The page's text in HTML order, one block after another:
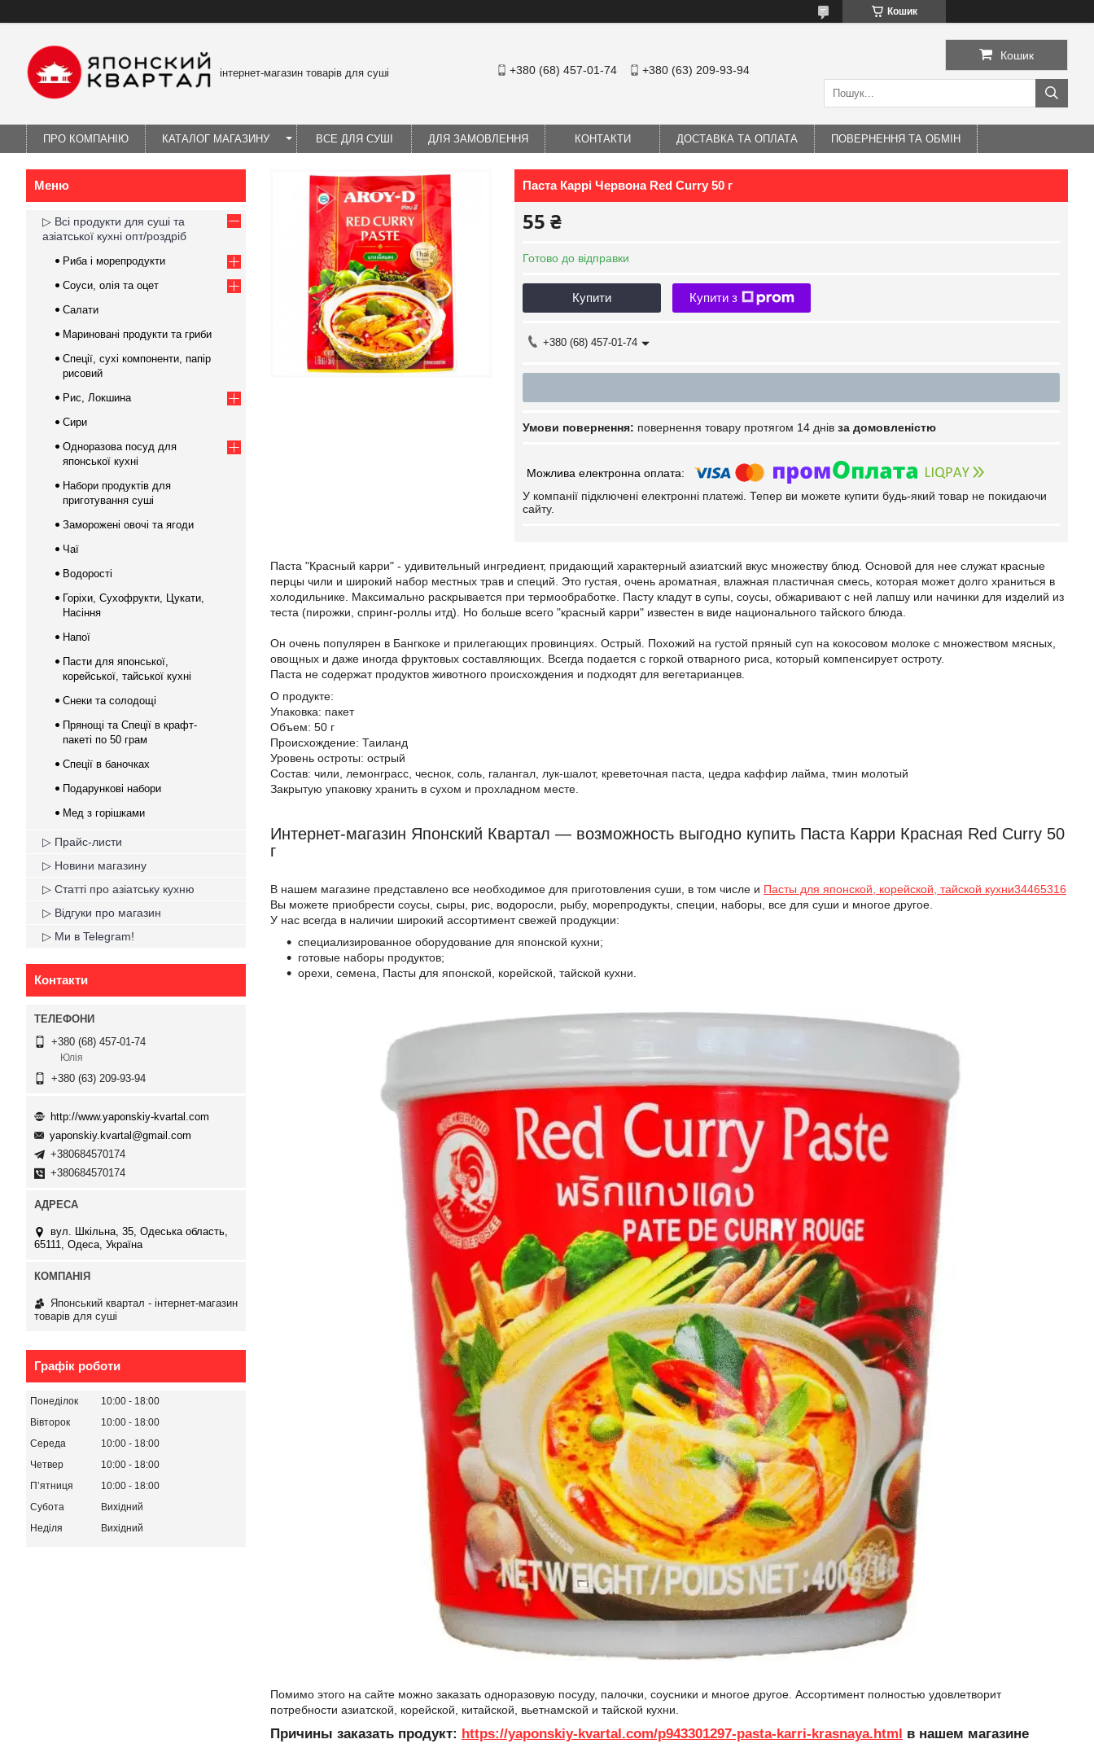
Кошик
інтернет-магазин товарів для суші +380 (68) 457-01-74 +380 (63) 209-93-94
Кошик
ПРО КОМПАНІЮ КАТАЛОГ МАГАЗИНУ ВСЕ ДЛЯ СУШІ ДЛЯ ЗАМОВЛЕННЯ КОНТАКТИ ДОСТАВКА ТА ОПЛАТА ПОВЕРНЕННЯ ТА ОБМІН
Паста Каррі Червона Red Curry 50 г
55 ₴
Готово до відправки
Купити Купити з
+380 (68) 457-01-74
повернення товару протягом 14 днів за домовленістю
У компанії підключені електронні платежі. Тепер ви можете купити будь-який товар не покидаючи
сайту.
Паста "Красный карри" - удивительный ингредиент, придающий характерный азиатский вкус множеству блюд. Основой для нее служат красные
перцы чили и широкий набор местных трав и специй. Это густая, очень ароматная, влажная пластичная смесь, которая может долго храниться в
холодильнике. Максимально раскрывается при термообработке. Пасту кладут в супы, соусы, обжаривают с ней лапшу или начинки для изделий из
теста (пирожки, спринг-роллы итд). Но больше всего "красный карри" известен в виде национального тайского блюда.
Он очень популярен в Бангкоке и прилегающих провинциях. Острый. Похожий на густой пряный суп на кокосовом молоке с множеством мясных,
овощных и даже иногда фруктовых составляющих. Всегда подается с горкой отварного риса, который компенсирует остроту.
Паста не содержат продуктов животного происхождения и подходят для вегетарианцев.
О продукте:
Упаковка: пакет
Объем: 50 г
Происхождение: Таиланд
Уровень остроты: острый
Состав: чили, лемонграсс, чеснок, соль, галангал, лук-шалот, креветочная паста, цедра каффир лайма, тмин молотый
Закрытую упаковку хранить в сухом и прохладном месте.
Интернет-магазин Японский Квартал — возможность выгодно купить Паста Карри Красная Red Curry 50
г
В нашем магазине представлено все необходимое для приготовления суши, в том числе и Пасты для японской, корейской, тайской кухни34465316
Вы можете приобрести соусы, сыры, рис, водоросли, рыбу, морепродукты, специи, наборы, все для суши и многое другое.
У нас всегда в наличии широкий ассортимент свежей продукции:
специализированное оборудование для японской кухни;
готовые наборы продуктов;
орехи, семена, Пасты для японской, корейской, тайской кухни.
Помимо этого на сайте можно заказать одноразовую посуду, палочки, соусники и многое другое. Ассортимент полностью удовлетворит
потребности азиатской, корейской, китайской, вьетнамской и тайской кухни.
Причины заказать продукт: https://yaponskiy-kvartal.com/p943301297-pasta-karri-krasnaya.html в нашем магазине
▷ Всі продукти для суші та
азіатської кухні опт/роздріб
Риба і морепродукти
Соуси, олія та оцет
Салати
Мариновані продукти та гриби
Спеції, сухі компоненти, папір
рисовий
Рис, Локшина
Сири
Одноразова посуд для
японської кухні
Набори продуктів для
приготування суші
Заморожені овочі та ягоди
Чаї
Водорості
Горіхи, Сухофрукти, Цукати,
Насіння
Напої
Пасти для японської,
корейської, тайської кухні
Снеки та солодощі
Прянощі та Спеції в крафт-
пакеті по 50 грам
Спеції в баночках
Подарункові набори
Мед з горішками
▷ Прайс-листи
▷ Новини магазину
▷ Статті про азіатську кухню
▷ Відгуки про магазин
▷ Ми в Telegram!
Контакти
+380 (68) 457-01-74
Юлія
+380 (63) 209-93-94
http://www.yaponskiy-kvartal.com
yaponskiy.kvartal@gmail.com
+380684570174
+380684570174
вул. Шкільна, 35, Одеська область,
65111, Одеса, Україна
Японський квартал - інтернет-магазин
товарів для суші
Графік роботи
Понеділок 10:00
18:00
Вівторок
10:00
18:00
Середа
10:00
18:00
Четвер
10:00
18:00
Пʼятниця
10:00
18:00
Субота
Вихідний
Неділя
Вихідний